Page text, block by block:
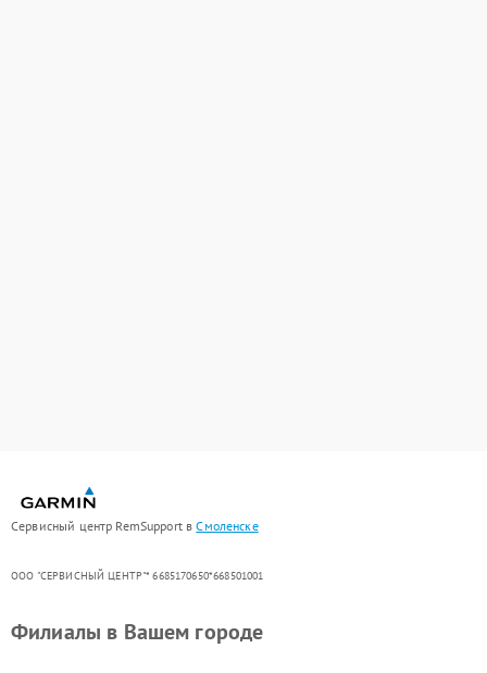
Сервисный центр RemSupport вСмоленске
ООО "СЕРВИСНЫЙ ЦЕНТР"* 6685170650*668501001
Филиалы в Вашем городе